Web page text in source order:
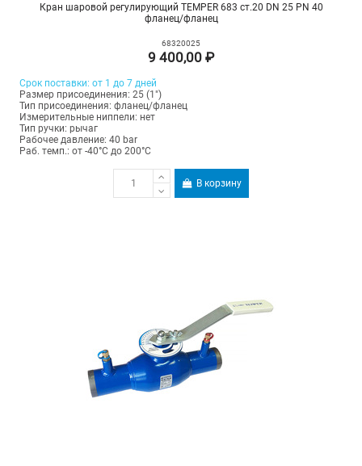
Кран шаровой регулирующий TEMPER 683 ст.20 DN 25 PN 40
фланец/фланец
68320025
9 400,00 ₽
Срок поставки: от 1 до 7 дней
Размер присоединения: 25 (1")
Тип присоединения: фланец/фланец
Измерительные ниппели: нет
Тип ручки: рычаг
Рабочее давление: 40 bar
Раб. темп.: от -40°C до 200°C
В корзину